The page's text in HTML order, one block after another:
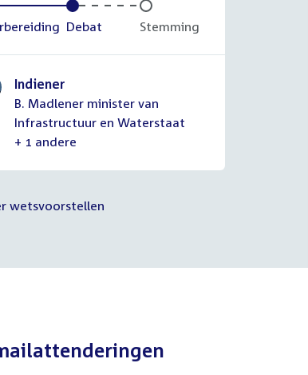
Voltooid:
Debat Onvoltooid:
Stemming
Indiener
B. Madlener minister van
Infrastructuur en Waterstaat
+ 1 andere
wetsvoorstellen